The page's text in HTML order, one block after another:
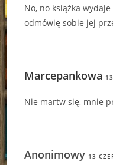
No, no książka
odmówię sobie jej
Marcepankowa
Nie martw się, mnie
Anonimowy 13